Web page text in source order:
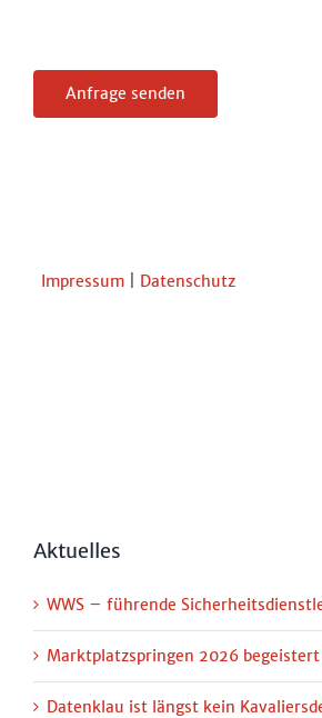
Impressum Datenschutz
Aktuelles
WWS – führende
Marktplatzspringen 2026 begeistert
Datenklau ist längst kein